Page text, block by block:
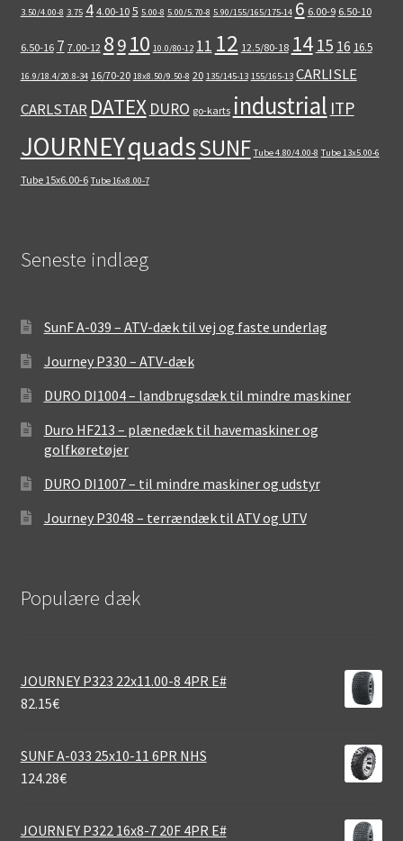
3.50/4.00-8 3.75 4 4.00-10 5 5.00-8 5.00/5.70-8 5.90/155/165/175-14 6 6.00-9 6.50-10
6.50-16 7 7.00-12 89 10 10.0/80-12 11 12 12.5/80-18 14 15 16 16.5
16.9/18.4/20.8-34 16/70-20 18x8.50/9.50-8 20 135/145-13 155/165-13 CARLISLE
CARLSTAR DATEX DURO go-karts industrial ITP
JOURNEYquadsSUNF Tube 4.80/4.00-8 Tube 13x5.00-6
Tube 15x6.00-6 Tube 16x8.00-7
Seneste indlæg
SunF A-039 – ATV-dæk til vej og faste underlag
Journey P330 – ATV-dæk
DURO DI1004 – landbrugsdæk til mindre maskiner
Duro HF213 – plænedæk til havemaskiner og
golfkøretøjer
DURO DI1007 – til mindre maskiner og udstyr
Journey P3048 – terrændæk til ATV og UTV
Populære dæk
JOURNEY P323 22x11.00-8 4PR E#
82.15€
SUNF A-033 25x10-11 6PR NHS
124.28€
JOURNEY P322 16x8-7 20F 4PR E#